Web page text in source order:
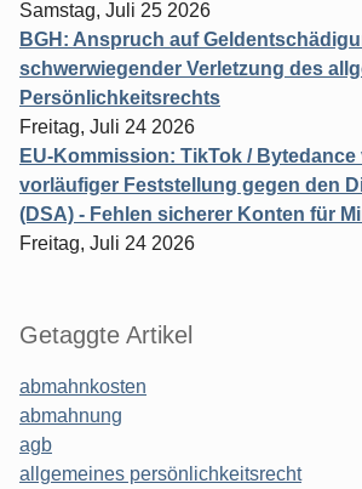
Samstag, Juli 25 2026
BGH: Anspruch auf
schwerwiegender Verletzung des
Persönlichkeitsrechts
Freitag, Juli 24 2026
EU-Kommission: TikTok /
vorläufiger Feststellung gegen den
(DSA) - Fehlen sicherer Konten für
Freitag, Juli 24 2026
Getaggte Artikel
abmahnkosten
abmahnung
agb
allgemeines persönlichkeitsrecht